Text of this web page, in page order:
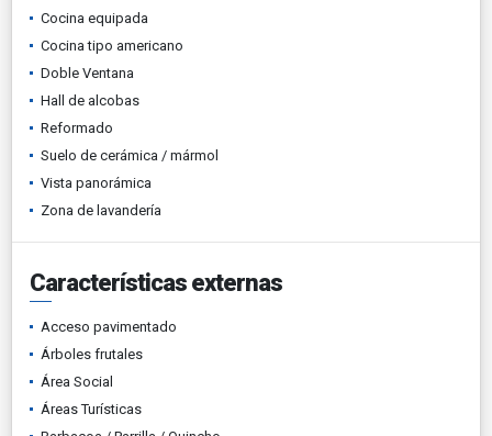
Cocina equipada
Cocina tipo americano
Doble Ventana
Hall de alcobas
Reformado
Suelo de cerámica / mármol
Vista panorámica
Zona de lavandería
Características externas
Acceso pavimentado
Árboles frutales
Área Social
Áreas Turísticas